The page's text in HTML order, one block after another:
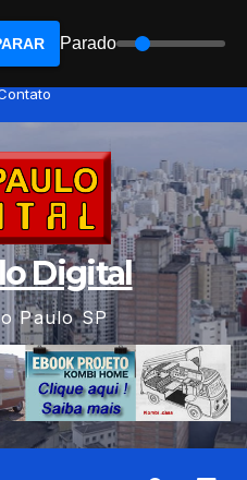
Digital
Paulo SP
Parado